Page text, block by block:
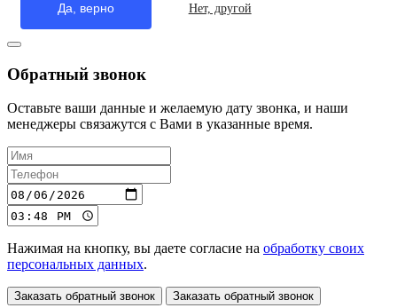
Да, верно Нет, другой
Обратный звонок
Оставьте ваши данные и желаемую дату звонка, и наши
менеджеры связажутся с Вами в указанные время.
Нажимая на кнопку, вы даете согласие на обработку своих
персональных данных.
Заказать обратный звонок Заказать обратный звонок